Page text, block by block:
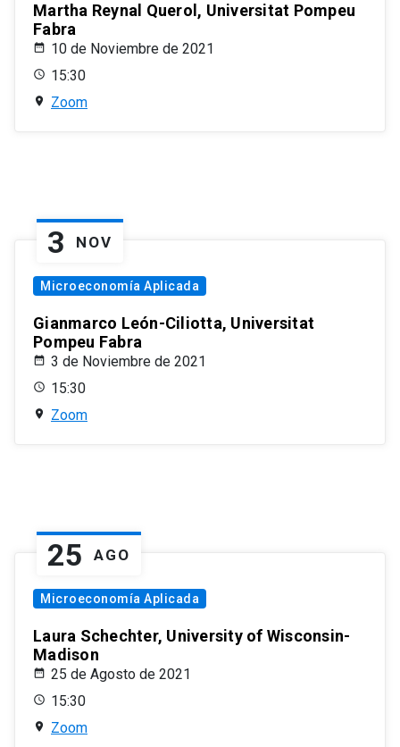
Martha Reynal Querol, Universitat Pompeu
Fabra
10 de Noviembre de 2021
15:30
Zoom
3 NOV
Microeconomía Aplicada
Gianmarco León-Ciliotta, Universitat
Pompeu Fabra
3 de Noviembre de 2021
15:30
Zoom
25 AGO
Microeconomía Aplicada
Laura Schechter, University of Wisconsin-
Madison
25 de Agosto de 2021
15:30
Zoom